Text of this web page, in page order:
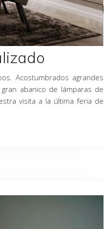
Acostumbrados agrandes
abanico de lámparas de
visita a la última feria de